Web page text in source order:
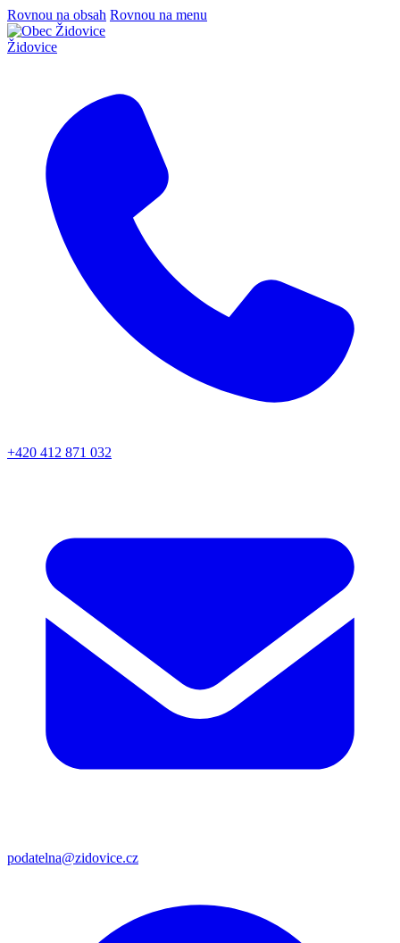
Rovnou na obsah Rovnou na menu
Židovice
+420 412 871 032
podatelna@zidovice.cz